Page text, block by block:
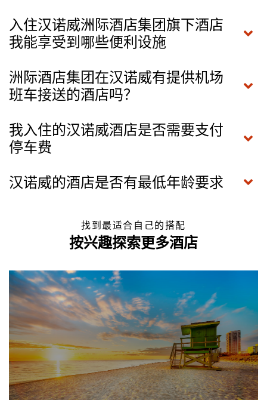
入住汉诺威洲际酒店集团旗下酒店
我能享受到哪些便利设施
洲际酒店集团在汉诺威有提供机场
班车接送的酒店吗？
我入住的汉诺威酒店是否需要支付
停车费
汉诺威的酒店是否有最低年龄要求
找到最适合自己的搭配
按兴趣探索更多酒店